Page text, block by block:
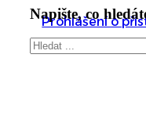
Prohlášení o
Napište, co
Hledat